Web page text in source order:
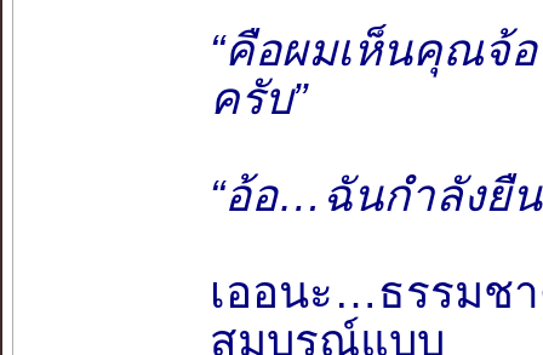
“คือผมเห็นคุณจ้
ครับ”
“อ้อ…ฉันกำลังยืน
เออนะ…ธรรมช
สมบูรณ์แบบ